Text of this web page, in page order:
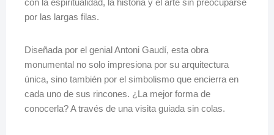
con la espiritualidad, la historia y el arte sin preocuparse
por las largas filas.
Diseñada por el genial Antoni Gaudí, esta obra
monumental no solo impresiona por su arquitectura
única, sino también por el simbolismo que encierra en
cada uno de sus rincones. ¿La mejor forma de
conocerla? A través de una visita guiada sin colas.